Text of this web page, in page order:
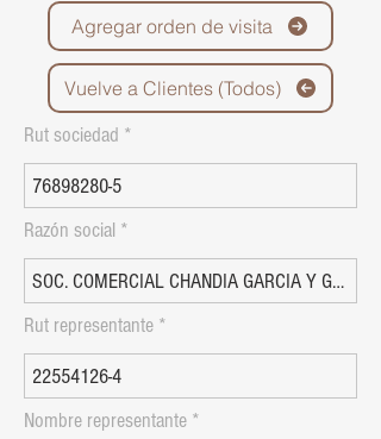
Agregar orden de visita
Vuelve a Clientes (Todos)
Rut sociedad
Razón social
Rut representante
Nombre representante